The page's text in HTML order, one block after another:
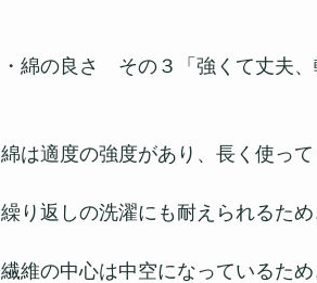
・綿の良さ　その３「強くて丈夫、
綿は適度の強度があり、長く使って
繰り返しの洗濯にも耐えられるた
繊維の中心は中空になっているた